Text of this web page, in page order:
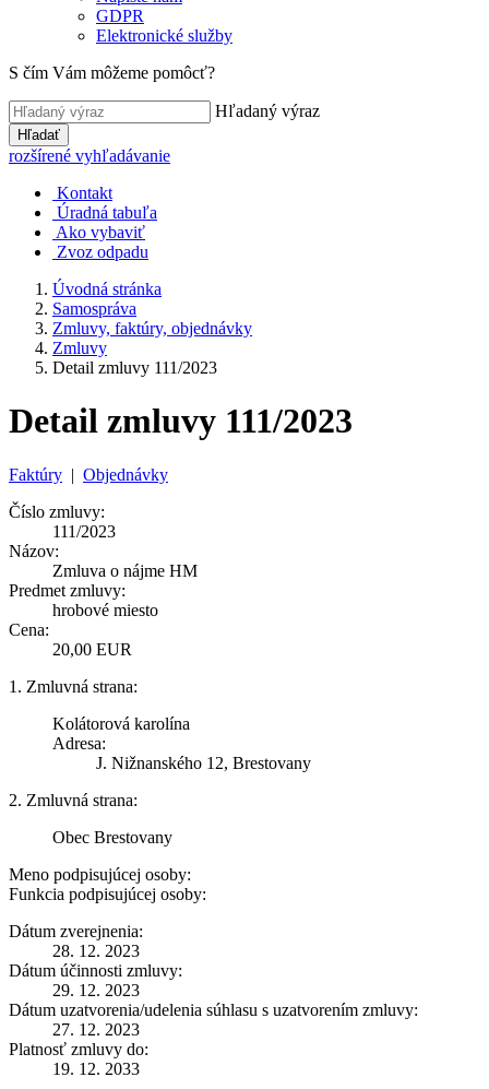
GDPR
Elektronické služby
S čím Vám môžeme pomôcť?
Hľadaný výraz
Hľadať
rozšírené vyhľadávanie
Kontakt
Úradná tabuľa
Ako vybaviť
Zvoz odpadu
Úvodná stránka
Samospráva
Zmluvy, faktúry, objednávky
Zmluvy
Detail zmluvy 111/2023
Detail zmluvy 111/2023
Faktúry | Objednávky
Číslo zmluvy:
111/2023
Názov:
Zmluva o nájme HM
Predmet zmluvy:
hrobové miesto
Cena:
20,00 EUR
1. Zmluvná strana:
Kolátorová karolína
Adresa:
J. Nižnanského 12, Brestovany
2. Zmluvná strana:
Obec Brestovany
Meno podpisujúcej osoby:
Funkcia podpisujúcej osoby:
Dátum zverejnenia:
28. 12. 2023
Dátum účinnosti zmluvy:
29. 12. 2023
Dátum uzatvorenia/udelenia súhlasu s uzatvorením zmluvy:
27. 12. 2023
Platnosť zmluvy do:
19. 12. 2033